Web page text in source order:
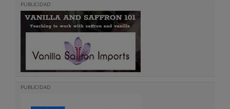
PUBLICIDAD
PUBLICIDAD